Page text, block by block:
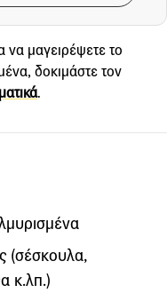
(σέσκουλα,
κ.λπ.)
μαγειρέψετε το
δοκιμάστε τον
.